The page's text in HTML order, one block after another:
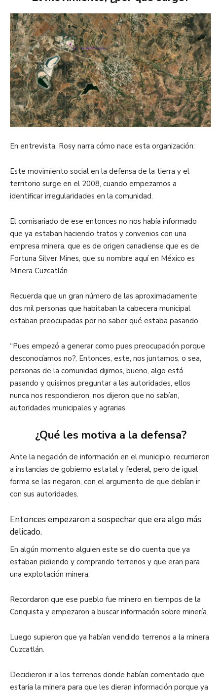
En entrevista, Rosy narra cómo nace esta organización:
Este movimiento social en la defensa de la tierra y el
territorio surge en el 2008, cuando empezamos a
identificar irregularidades en la comunidad.
El comisariado de ese entonces no nos había informado
que ya estaban haciendo tratos y convenios con una
empresa minera, que es de origen canadiense que es de
Fortuna Silver Mines, que su nombre aquí en México es
Minera Cuzcatlán.
Recuerda que un gran número de las aproximadamente
dos mil personas que habitaban la cabecera municipal
estaban preocupadas por no saber qué estaba pasando.
“Pues empezó a generar como pues preocupación porque
desconocíamos no?, Entonces, este, nos juntamos, o sea,
personas de la comunidad dijimos, bueno, algo está
pasando y quisimos preguntar a las autoridades, ellos
nunca nos respondieron, nos dijeron que no sabían,
autoridades municipales y agrarias.
¿Qué les motiva a la defensa?
Ante la negación de información en el municipio, recurrieron
a instancias de gobierno estatal y federal, pero de igual
forma se las negaron, con el argumento de que debían ir
con sus autoridades.
Entonces empezaron a sospechar que era algo más
delicado.
En algún momento alguien este se dio cuenta que ya
estaban pidiendo y comprando terrenos y que eran para
una explotación minera.
Recordaron que ese pueblo fue minero en tiempos de la
Conquista y empezaron a buscar información sobre minería.
Luego supieron que ya habían vendido terrenos a la minera
Cuzcatlán.
Decidieron ir a los terrenos donde habían comentado que
estaría la minera para que les dieran información porque ya